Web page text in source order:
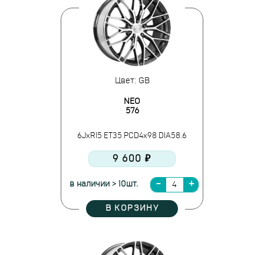
Цвет: GB
NEO
576
6JxR15 ET35 PCD4x98 DIA58.6
9 600 ₽
в наличии > 10шт.
В КОРЗИНУ